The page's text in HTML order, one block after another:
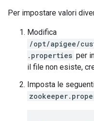
Per impostare valori
Modifica
/opt/apigee/
.properties per
il file non esiste,
Imposta le